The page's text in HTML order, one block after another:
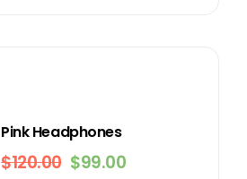
Pink Headphones
$120.00 $99.00